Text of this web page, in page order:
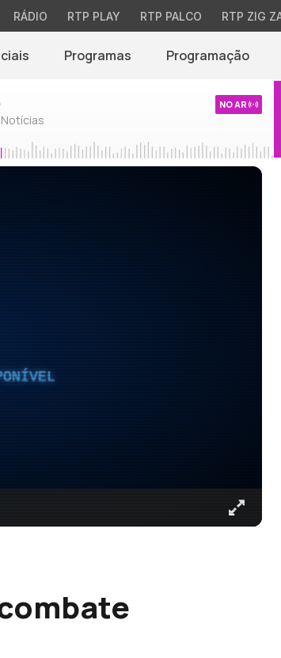
RÁDIO RTP PLAY RTP PALCO RTP ZIG
Programas Programação
NO AR